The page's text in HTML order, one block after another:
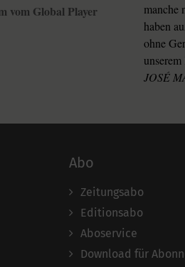
Manchester United und der Traum vom Global Player
manche
haben
ohne
JOSÉ
Abo
Zeitungsabo
Editionsabo
Aboservice
Download für